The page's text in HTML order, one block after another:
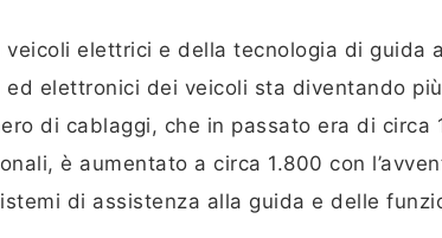
veicoli elettrici e della tecnologia di guida
elettronici dei veicoli sta diventando
di cablaggi, che in passato era di circa
è aumentato a circa 1.800 con
di assistenza alla guida e delle